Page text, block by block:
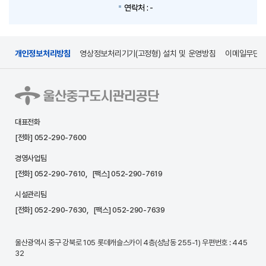
연락처 : -
개인정보처리방침 영상정보처리기기(고정형) 설치 및 운영방침 이메일무단
대표전화
[전화] 052-290-7600
경영사업팀
[전화] 052-290-7610 , [팩스] 052-290-7619
시설관리팀
[전화] 052-290-7630 , [팩스] 052-290-7639
울산광역시 중구 강북로 105 롯데캐슬스카이 4층(성남동 255-1) 우편번호 : 445
32